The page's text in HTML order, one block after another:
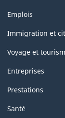
Thèmes
sujets
Emplois
Immigration et
Voyage et
Entreprises
Prestations
Santé